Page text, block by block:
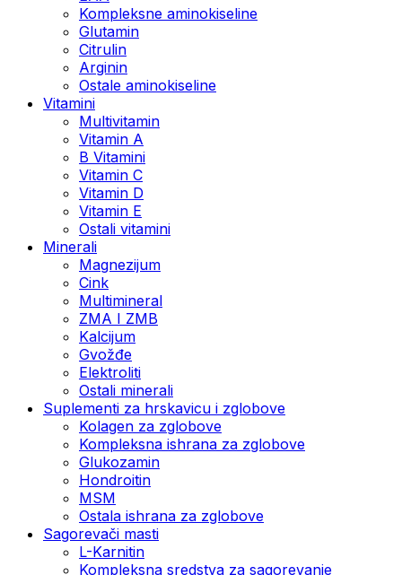
Kompleksne aminokiseline
Glutamin
Citrulin
Arginin
Ostale aminokiseline
Vitamini
Multivitamin
Vitamin A
B Vitamini
Vitamin C
Vitamin D
Vitamin E
Ostali vitamini
Minerali
Magnezijum
Cink
Multimineral
ZMA I ZMB
Kalcijum
Gvožđe
Elektroliti
Ostali minerali
Suplementi za hrskavicu i zglobove
Kolagen za zglobove
Kompleksna ishrana za zglobove
Glukozamin
Hondroitin
MSM
Ostala ishrana za zglobove
Sagorevači masti
L-Karnitin
Kompleksna sredstva za sagorevanje